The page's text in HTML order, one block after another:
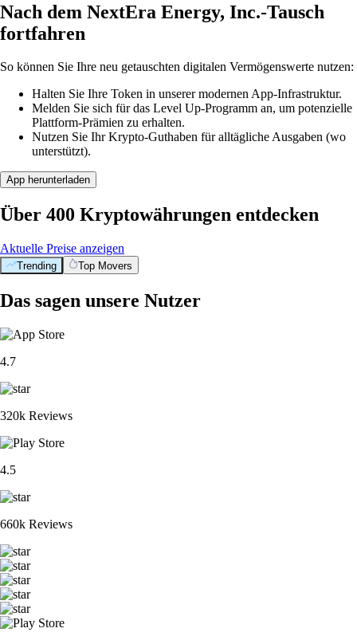
Nach dem NextEra Energy, Inc.-Tausch
fortfahren
So können Sie Ihre neu getauschten digitalen Vermögenswerte nutzen:
Halten Sie Ihre Token in unserer modernen App-Infrastruktur.
Melden Sie sich für das Level Up-Programm an, um potenzielle
Plattform-Prämien zu erhalten.
Nutzen Sie Ihr Krypto-Guthaben für alltägliche Ausgaben (wo
unterstützt).
App herunterladen
Über 400 Kryptowährungen entdecken
Aktuelle Preise anzeigen
Trending Top Movers
Das sagen unsere Nutzer
4.7
320k Reviews
4.5
660k Reviews